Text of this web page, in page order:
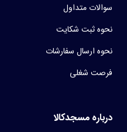
سوالات متداول
نحوه ثبت شکایت
نحوه ارسال سفارشات
فرصت شغلی
درباره مسجدکالا